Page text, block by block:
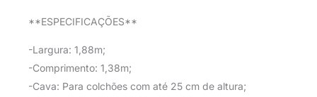
**ESPECIFICAÇÕES**
-Largura: 1,88m;
-Comprimento: 1,38m;
-Cava: Para colchões com até 25 cm de altura;